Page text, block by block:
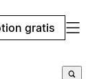
gratis